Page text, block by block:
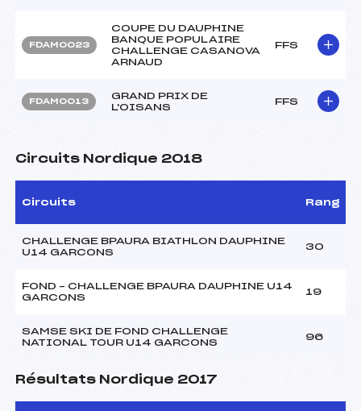
FDAM0023
COUPE DU DAUPHINE
BANQUE POPULAIRE
CHALLENGE CASANOVA
ARNAUD
FFS
FDAM0013
GRAND PRIX DE
L'OISANS
FFS
Circuits Nordique 2018
Circuits Rang
CHALLENGE BPAURA BIATHLON DAUPHINE
U14 GARCONS
30
FOND – CHALLENGE BPAURA DAUPHINE U14
GARCONS
19
SAMSE SKI DE FOND CHALLENGE
NATIONAL TOUR U14 GARCONS
96
Résultats Nordique 2017